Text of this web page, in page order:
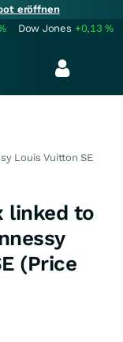
eröffnen
Dow Jones +0,13%
Louis Vuitton SE
linked to
(Price